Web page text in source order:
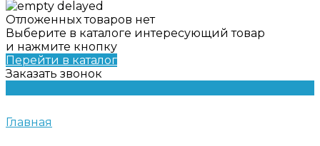
Отложенных товаров нет
Выберите в каталоге интересующий товар
и нажмите кнопку
Перейти в каталог
Заказать звонок
Главная